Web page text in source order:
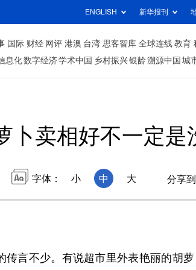
ENGLISH 新华报刊
国际 财经 网评 港澳 台湾 思客智库 全球连线 教育
息化数字经济学术中国 乡村振兴银龄溯源中国 城
卜卖相好不一定是
字体： 小 中 大 分享到
言不少。有说超市里外表艳丽的胡萝